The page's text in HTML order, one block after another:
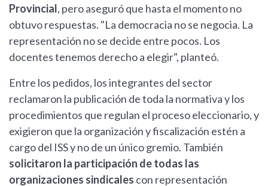
Provincial, pero aseguró que hasta el momento no
obtuvo respuestas. "La democracia no se negocia. La
representación no se decide entre pocos. Los
docentes tenemos derecho a elegir", planteó.
Entre los pedidos, los integrantes del sector
reclamaron la publicación de toda la normativa y los
procedimientos que regulan el proceso eleccionario, y
exigieron que la organización y fiscalización estén a
cargo del ISS y no de un único gremio. También
solicitaron la participación de todas las
organizaciones sindicales con representación